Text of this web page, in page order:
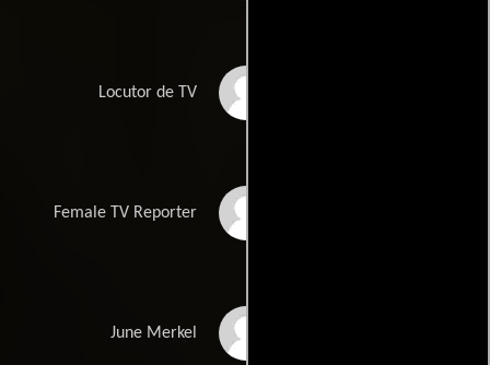
Locutor de TV
Female TV Reporter
June Merkel